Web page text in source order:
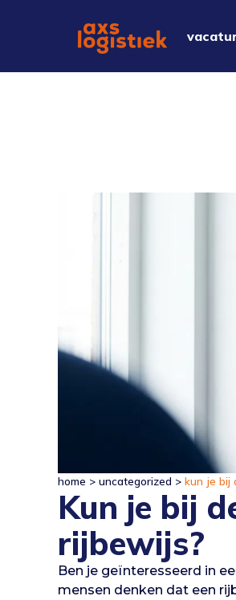
home > uncategorized > kun je bij
Kun je bij
rijbewijs?
Ben je geïnteresseerd in
mensen denken dat een